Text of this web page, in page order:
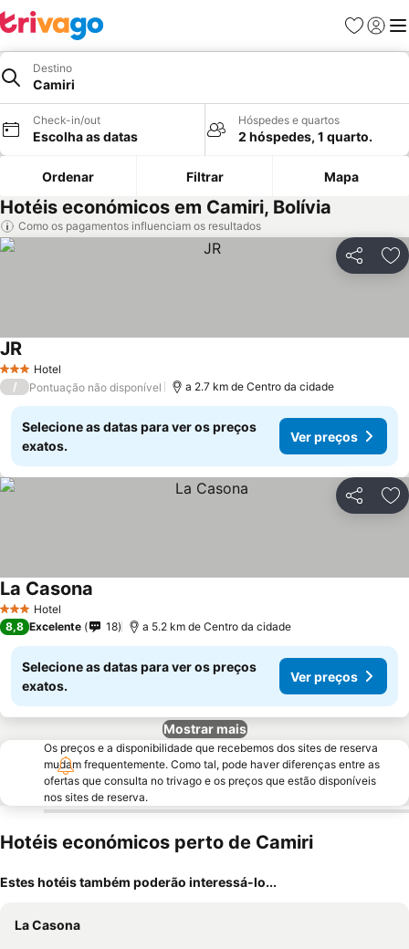
Favoritos
Iniciar
Destino
Camiri
Check-in/out
Escolha as datas
Hóspedes e quartos
2 hóspedes, 1 quarto.
Ordenar Filtrar Mapa
Hotéis económicos em Camiri, Bolívia
Como os pagamentos influenciam os resultados
Partilhar
3 EstrelasHotel
JR
/ Pontuação não disponível a 2.7 km de Centro da cidade
Selecione as datas para ver os preços
exatos.
Ver preços
Partilhar
3 EstrelasHotel
La Casona
8,8 Excelente 18 a 5.2 km de Centro da cidade
Selecione as datas para ver os preços
exatos.
Ver preços
Mostrar mais
Os preços e a disponibilidade que recebemos dos sites de reserva
mudam frequentemente. Como tal, pode haver diferenças entre as
ofertas que consulta no trivago e os preços que estão disponíveis
nos sites de reserva.
Hotéis económicos perto de Camiri
Estes hotéis também poderão interessá-lo...
La Casona